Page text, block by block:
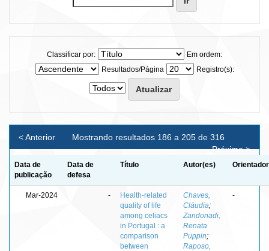
Classificar por:
Em ordem:
Resultados/Página
Registro(s):
Mostrando resultados 186 a 205 de 316
< Anterior
Próximo >
Data de
publicação
Data de
defesa
Título Autor(es)
Mar-2024 -
Health-related
quality of life
among celiacs
in Portugal : a
comparison
between
Chaves,
Cláudia;
Zandonadi,
Renata
Puppin;
Raposo,
-